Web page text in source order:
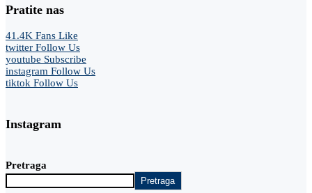
Pratite nas
41.4K Fans Like
twitter Follow Us
youtube Subscribe
instagram Follow Us
tiktok Follow Us
Instagram
Pretraga
Pretraga